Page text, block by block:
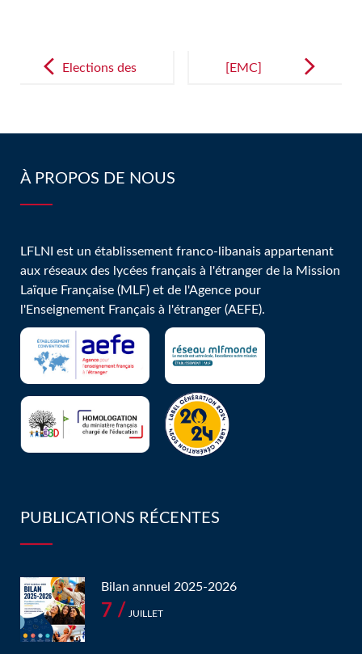
navigationElections des
Vie
[EMC]
À PROPOS DE NOUS
LFLNI est un établissement franco-libanais appartenant
aux réseaux des lycées français à l'étranger de la Mission
Laïque Française (MLF) et de l'Agence pour
l'Enseignement Français à l'étranger (AEFE).
PUBLICATIONS RÉCENTES
Bilan annuel 2025-2026
7 / JUILLET